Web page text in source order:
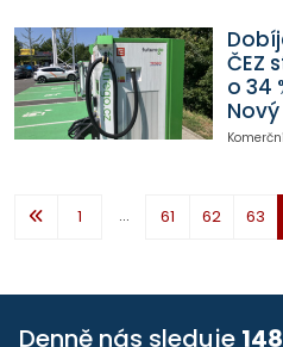
ČEZ
o 34
1 ... 61 62 63
Denně nás sleduje